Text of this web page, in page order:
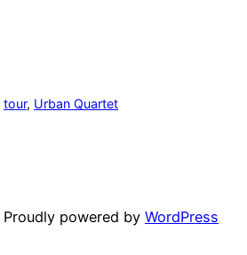
tour, Urban Quartet
Proudly powered by WordPress